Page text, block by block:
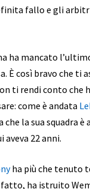
fallo e gli
ha mancato
È così bravo che ti
ti rendi conto che
come è andata
la sua squadra è
22 anni.
ha più che tenuto
fatto, ha istruito